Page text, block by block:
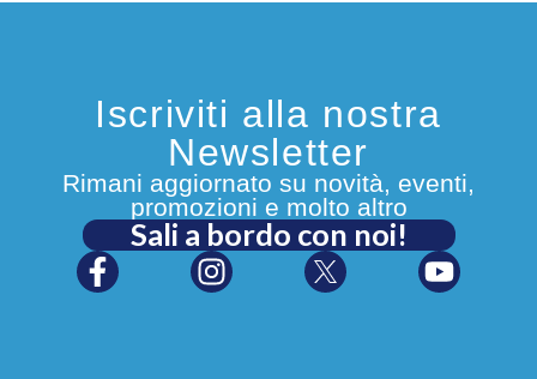
Iscriviti alla nostra
Newsletter
Rimani aggiornato su novità, eventi,
promozioni e molto altro
Sali a bordo con noi!